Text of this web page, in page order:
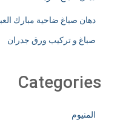
صباغ و تركيب ورق جدران
Categories
المنيوم